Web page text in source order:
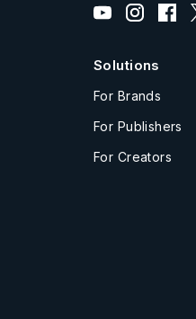
Solutions
For Brands
For Publishers
For Creators